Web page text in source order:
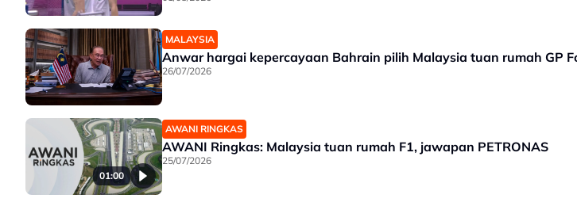
MALAYSIA
Anwar hargai kepercayaan Bahrain pilih Malaysia tuan rumah GP
26/07/2026
01:00
AWANI RINGKAS
AWANI Ringkas: Malaysia tuan rumah F1, jawapan PETRONAS
25/07/2026